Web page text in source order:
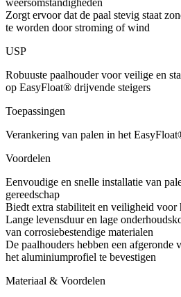
weersomstandigheden
Zorgt ervoor dat de paal stevig staat
te worden door stroming of wind
USP
Robuuste paalhouder voor veilige en
op EasyFloat® drijvende steigers
Toepassingen
Verankering van palen in het
Voordelen
Eenvoudige en snelle installatie van
gereedschap
Biedt extra stabiliteit en veiligheid voor
Lange levensduur en lage
van corrosiebestendige materialen
De paalhouders hebben een afgeronde
het aluminiumprofiel te bevestigen
Materiaal & Voordelen